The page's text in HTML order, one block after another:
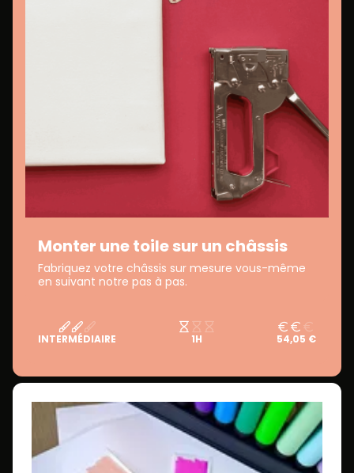
Monter une toile sur un châssis
Fabriquez votre châssis sur mesure vous-même
en suivant notre pas à pas.
INTERMÉDIAIRE 1H 54,05 €